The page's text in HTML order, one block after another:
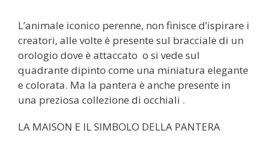
L’animale iconico perenne, non finisce d’ispirare i
creatori, alle volte è presente sul bracciale di un
orologio dove è attaccato o si vede sul
quadrante dipinto come una miniatura elegante
e colorata. Ma la pantera è anche presente in
una preziosa collezione di occhiali .
LA MAISON E IL SIMBOLO DELLA PANTERA